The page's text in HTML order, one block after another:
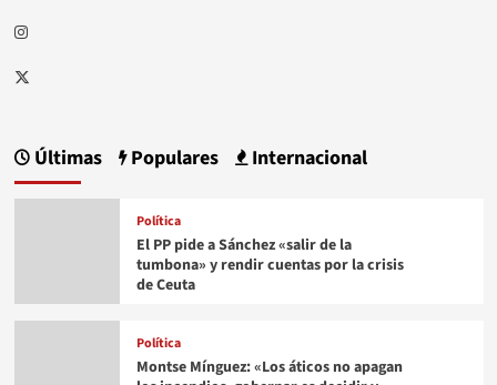
Instagram
Twitter
Últimas Populares Internacional
Política
El PP pide a Sánchez «salir de la
tumbona» y rendir cuentas por la crisis
de Ceuta
Política
Montse Mínguez: «Los áticos no apagan